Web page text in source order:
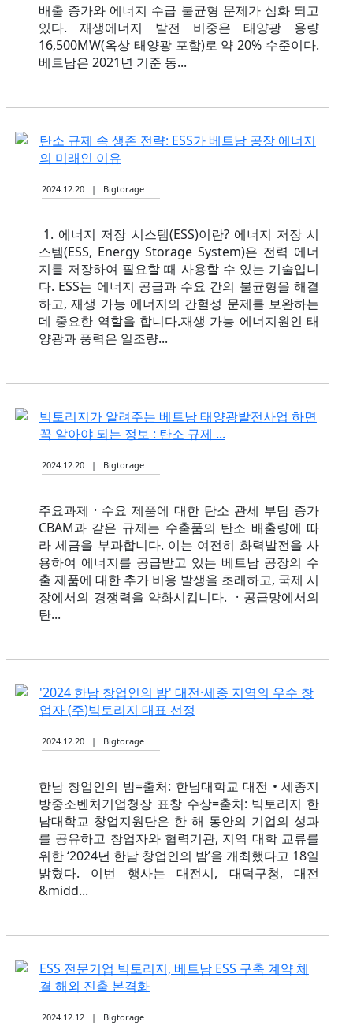
배출 증가와 에너지 수급 불균형 문제가 심화 되고
있다. 재생에너지 발전 비중은 태양광 용량
16,500MW(옥상 태양광 포함)로 약 20% 수준이다.
베트남은 2021년 기준 동...
탄소 규제 속 생존 전략: ESS가 베트남 공장 에너지
의 미래인 이유
2024.12.20 | Bigtorage
1. 에너지 저장 시스템(ESS)이란? 에너지 저장 시
스템(ESS, Energy Storage System)은 전력 에너
지를 저장하여 필요할 때 사용할 수 있는 기술입니
다. ESS는 에너지 공급과 수요 간의 불균형을 해결
하고, 재생 가능 에너지의 간헐성 문제를 보완하는
데 중요한 역할을 합니다.재생 가능 에너지원인 태
양광과 풍력은 일조량...
빅토리지가 알려주는 베트남 태양광발전사업 하면
꼭 알아야 되는 정보 : 탄소 규제 ...
2024.12.20 | Bigtorage
주요과제 · 수요 제품에 대한 탄소 관세 부담 증가
CBAM과 같은 규제는 수출품의 탄소 배출량에 따
라 세금을 부과합니다. 이는 여전히 화력발전을 사
용하여 에너지를 공급받고 있는 베트남 공장의 수
출 제품에 대한 추가 비용 발생을 초래하고, 국제 시
장에서의 경쟁력을 약화시킵니다. ​ · 공급망에서의
탄...
'2024 한남 창업인의 밤' 대전·세종 지역의 우수 창
업자 (주)빅토리지 대표 선정
2024.12.20 | Bigtorage
한남 창업인의 밤=출처: 한남대학교 대전 • 세종지
방중소벤처기업청장 표창 수상=출처: 빅토리지 한
남대학교 창업지원단은 한 해 동안의 기업의 성과
를 공유하고 창업자와 협력기관, 지역 대학 교류를
위한 ‘2024년 한남 창업인의 밤’을 개최했다고 18일
밝혔다. 이번 행사는 대전시, 대덕구청, 대전
&midd...
ESS 전문기업 빅토리지, 베트남 ESS 구축 계약 체
결 해외 진출 본격화
2024.12.12 | Bigtorage